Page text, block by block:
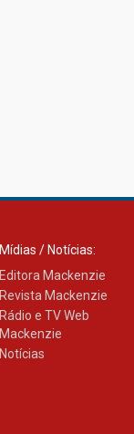
Mídias / Notícias:
Editora Mackenzie
Revista Mackenzie
Rádio e TV Web
Mackenzie
Notícias